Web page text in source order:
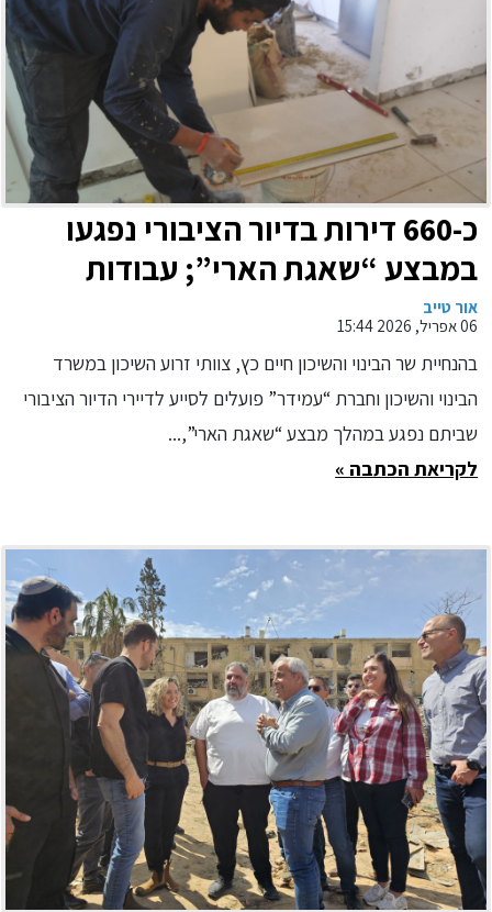
כ-660 דירות בדיור הציבורי נפגעו
במבצע “שאגת הארי”; עבודות
השיקום בעיצומן
אור טייב
06 אפריל, 2026 15:44
בהנחיית שר הבינוי והשיכון חיים כץ, צוותי זרוע השיכון במשרד
הבינוי והשיכון וחברת “עמידר” פועלים לסייע לדיירי הדיור הציבורי
שביתם נפגע במהלך מבצע “שאגת הארי”,...
לקריאת הכתבה »